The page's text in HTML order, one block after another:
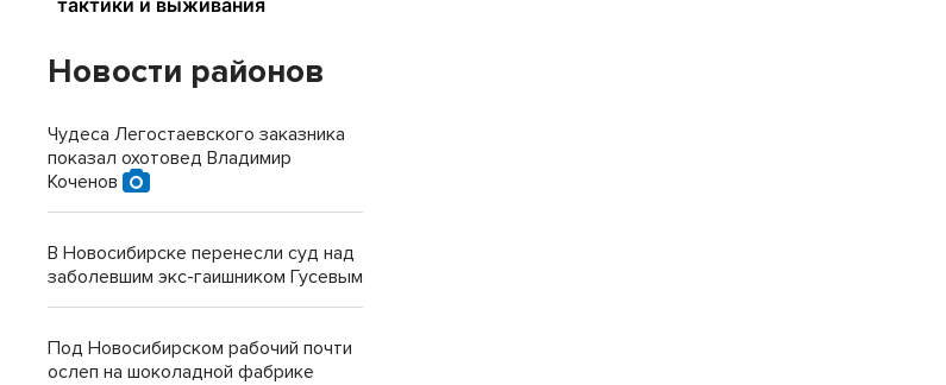
Новости районов
Чудеса Легостаевского заказника
показал охотовед Владимир
Коченов
В Новосибирске перенесли суд над
заболевшим экс-гаишником Гусевым
Под Новосибирском рабочий почти
ослеп на шоколадной фабрике